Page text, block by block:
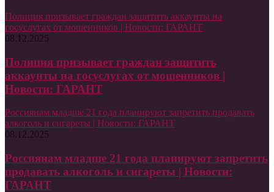
Полиция призывает граждан защитить аккаунты на
госуслугах от мошенников | Новости: ГАРАНТ
08.12.2025
Полиция призывает граждан защитить
аккаунты на госуслугах от мошенников |
Новости: ГАРАНТ
Россиянам младше 21 года планируют запретить продавать
алкоголь и сигареты | Новости: ГАРАНТ
08.12.2025
Россиянам младше 21 года планируют запретить
продавать алкоголь и сигареты | Новости:
ГАРАНТ